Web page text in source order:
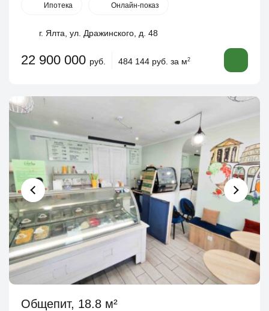
Ипотека Онлайн-показ
г. Ялта, ул. Дражинского, д. 48
22 900 000 руб. 484 144 руб. за м2
Общепит, 18.8 м²